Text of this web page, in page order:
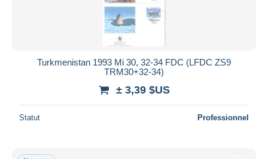
Turkmenistan 1993 Mi 30, 32-34 FDC (LFDC ZS9
TRM30+32-34)
± 3,39 $US
Statut Professionnel